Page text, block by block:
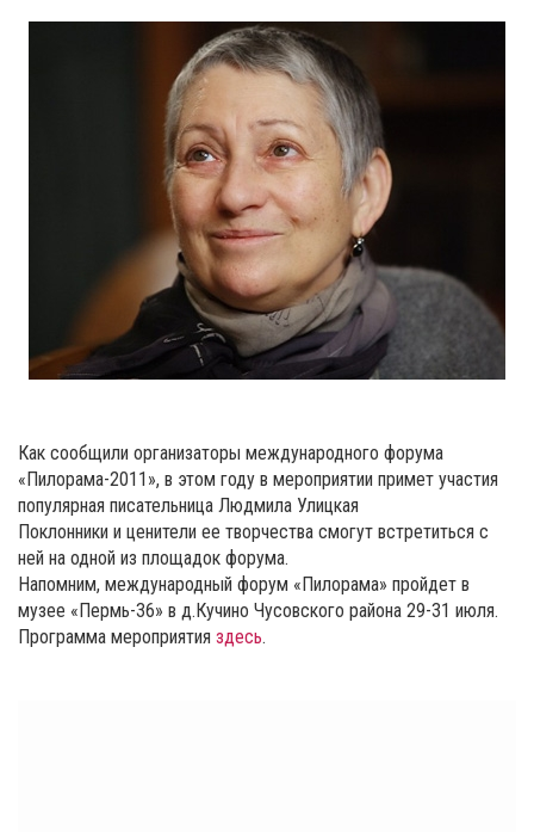
Как сообщили организаторы международного форума
«Пилорама-2011», в этом году в мероприятии примет участия
популярная писательница Людмила Улицкая
Поклонники и ценители ее творчества смогут встретиться с
ней на одной из площадок форума.
Напомним, международный форум «Пилорама» пройдет в
музее «Пермь-36» в д.Кучино Чусовского района 29-31 июля.
Программа мероприятия здесь.